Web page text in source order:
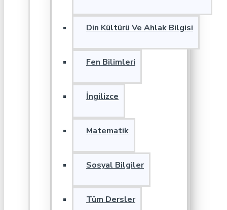
Din Kültürü Ve Ahlak Bilgisi
Fen Bilimleri
İngilizce
Matematik
Sosyal Bilgiler
Tüm Dersler